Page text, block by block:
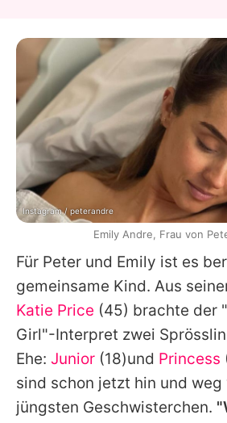
Für Peter und Emily ist es
gemeinsame Kind. Aus
Katie Price (45) brachte der
Girl"-Interpret zwei
Ehe: Junior (18)und Princess
sind schon jetzt hin und weg
jüngsten Geschwisterchen.
Instagram / peterandre
Emily Andre, Frau von